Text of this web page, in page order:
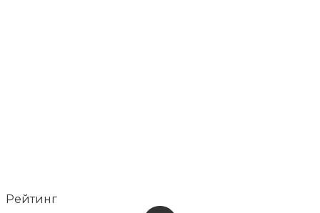
Рейтинг